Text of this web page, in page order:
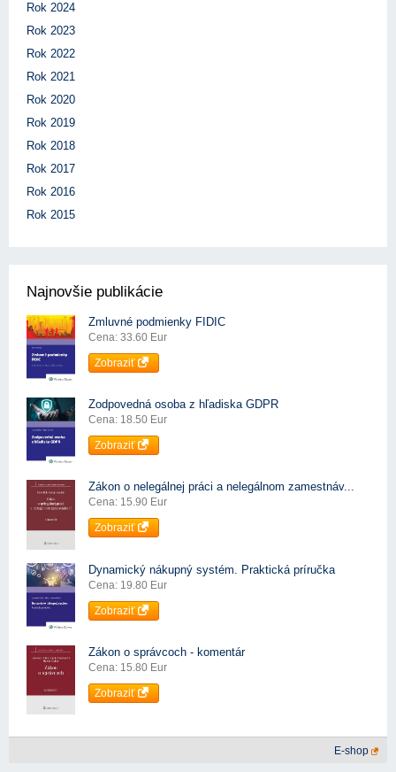
Rok 2024
Rok 2023
Rok 2022
Rok 2021
Rok 2020
Rok 2019
Rok 2018
Rok 2017
Rok 2016
Rok 2015
Najnovšie publikácie
Zmluvné podmienky FIDIC
Cena: 33.60 Eur
Zobraziť
Zodpovedná osoba z hľadiska GDPR
Cena: 18.50 Eur
Zobraziť
Zákon o nelegálnej práci a nelegálnom zamestnáv...
Cena: 15.90 Eur
Zobraziť
Dynamický nákupný systém. Praktická príručka
Cena: 19.80 Eur
Zobraziť
Zákon o správcoch - komentár
Cena: 15.80 Eur
Zobraziť
E-shop